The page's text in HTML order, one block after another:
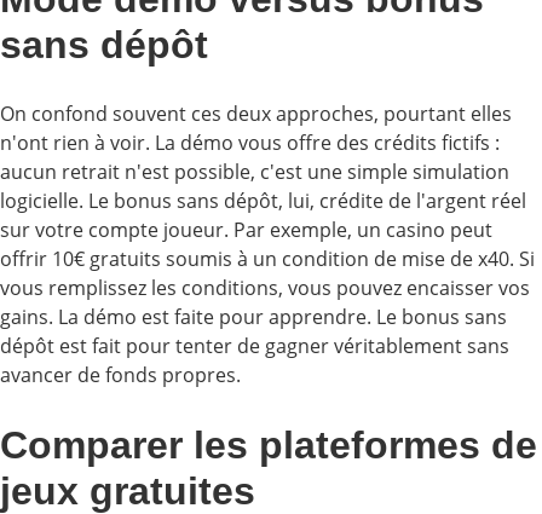
sans dépôt
On confond souvent ces deux approches, pourtant elles
n'ont rien à voir. La démo vous offre des crédits fictifs :
aucun retrait n'est possible, c'est une simple simulation
logicielle. Le bonus sans dépôt, lui, crédite de l'argent réel
sur votre compte joueur. Par exemple, un casino peut
offrir 10€ gratuits soumis à un condition de mise de x40. Si
vous remplissez les conditions, vous pouvez encaisser vos
gains. La démo est faite pour apprendre. Le bonus sans
dépôt est fait pour tenter de gagner véritablement sans
avancer de fonds propres.
Comparer les plateformes de
jeux gratuites